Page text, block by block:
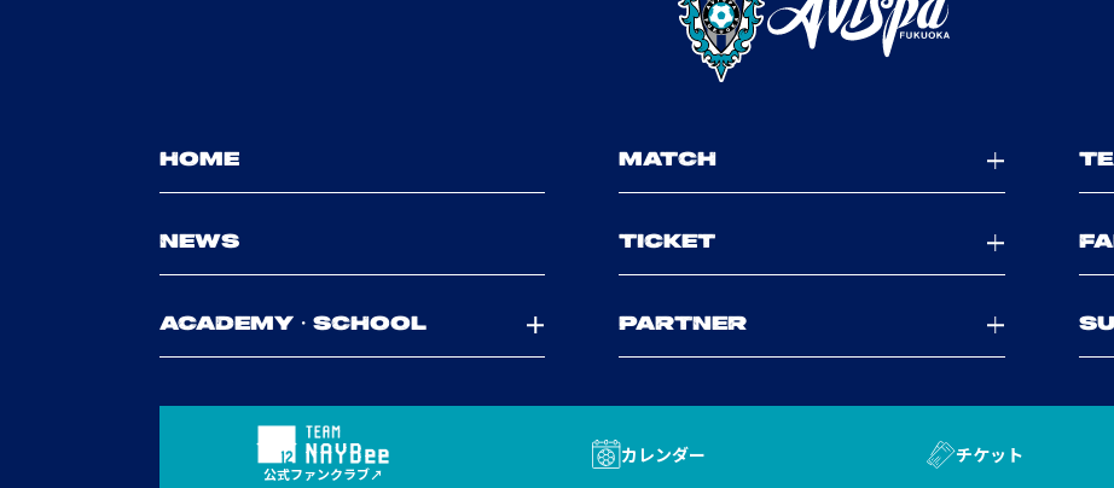
HOME MATCH
NEWS TICKET
ACADEMY・SCHOOL PARTNER
公式ファンクラブ
カレンダー チケット